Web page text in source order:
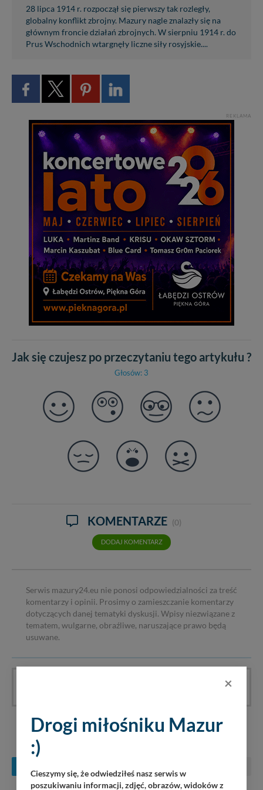
28 lipca 1914 r. rozpoczął się pierwszy tak rozległy,
globalny konflikt zbrojny. Mazury nagle znalazły się na
głównym froncie działań zbrojnych. W sierpniu 1914 r. do
Prus Wschodnich wtargnęły liczne siły rosyjskie....
REKLAMA
Jak się czujesz po przeczytaniu tego artykułu ?
Głosów: 3
KOMENTARZE (0)
DODAJ KOMENTARZ
Serwis mazury24.eu nie ponosi odpowiedzialności za treść
komentarzy i opinii. Prosimy o zamieszczanie komentarzy
dotyczących danej tematyki dyskusji. Wpisy niezwiązane z
tematem, wulgarne, obraźliwe, naruszające prawo będą
usuwane.
KONCERTY NA MAZURACH
×
Drogi miłośniku Mazur
:)
Cieszymy się, że odwiedziłeś nasz serwis w
poszukiwaniu informacji, zdjęć, obrazów, widoków z